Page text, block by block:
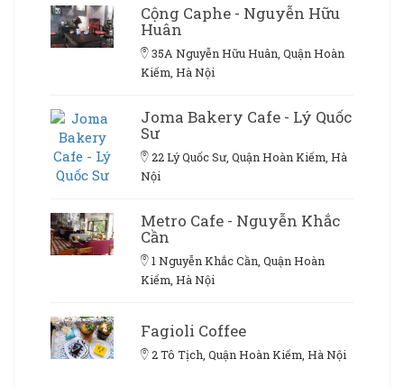
Cộng Caphe - Nguyễn Hữu
Huân
35A Nguyễn Hữu Huân, Quận Hoàn
Kiếm, Hà Nội
Joma Bakery Cafe - Lý Quốc
Sư
22 Lý Quốc Sư, Quận Hoàn Kiếm, Hà
Nội
Metro Cafe - Nguyễn Khắc
Cần
1 Nguyễn Khắc Cần, Quận Hoàn
Kiếm, Hà Nội
Fagioli Coffee
2 Tô Tịch, Quận Hoàn Kiếm, Hà Nội